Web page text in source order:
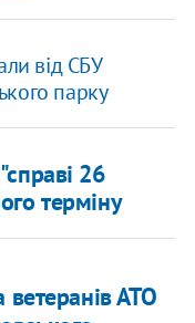
від СБУ
парку
26
терміну
ветеранів АТО